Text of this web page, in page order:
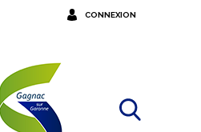
CONNEXION